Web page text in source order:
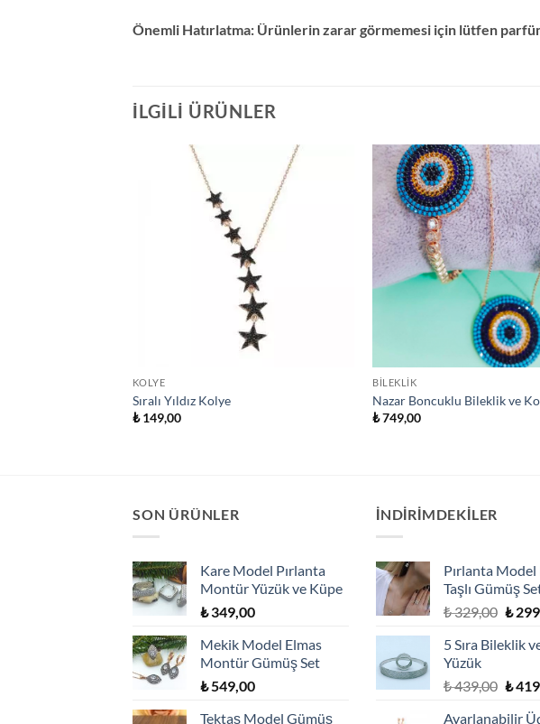
Önemli Hatırlatma: Ürünlerin zarar görmemesi için lütfen
İLGILI ÜRÜNLER
KOLYE
Sıralı Yıldız Kolye
₺149,00
BILEKLIK
Nazar Boncuklu Bileklik ve
₺749,00
SON ÜRÜNLER
Kare Model Pırlanta
Montür Yüzük ve Küpe
₺349,00
Mekik Model Elmas
Montür Gümüş Set
₺549,00
Tektaş Model Gümüş
İNDİRİMDEKİLER
Pırlanta Model
Taşlı Gümüş
₺329,00
₺
₺
5 Sıra Bileklik
Yüzük
₺439,00 ₺
Ayarlanabilir